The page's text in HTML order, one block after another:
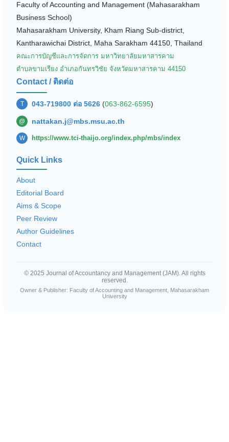
Faculty of Accounting and Management (Mahasarakham
Business School)
Mahasarakham University, Kham Riang Sub-district,
Kantharawichai District, Maha Sarakham 44150, Thailand
คณะการบัญชีและการจัดการ มหาวิทยาลัยมหาสารคาม
ตำบลขามเรียง อำเภอกันทรวิชัย จังหวัดมหาสารคาม 44150
Contact / ติดต่อ
T 043-719800 ต่อ 5626 (063-862-6595)
@ nattakan.j@mbs.msu.ac.th
W https://www.tci-thaijo.org/index.php/mbs/index
Quick Links
About
Editorial Board
Aims & Scope
Peer Review
Author Guidelines
Contact
© 2025 Journal of Accountancy and Management (JAM). All rights
reserved.
Owner & Publisher: Faculty of Accounting and Management, Mahasarakham
University